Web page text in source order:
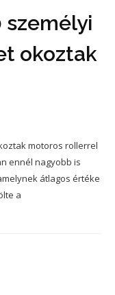
személyi
okoztak
motoros rollerrel
ennél nagyobb is
átlagos értéke
a